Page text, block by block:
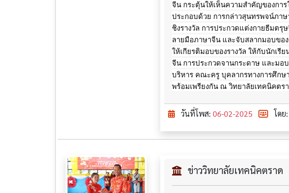
จีน กระตุ้นให้เห็นความสำคัญของกา
ประกอบด้วย การกล่าวสุนทรพจน์ภา
ชิงรางวัล การประกวดแต่งกายธีมต
ลายมือภาษาจีน และจับสลากมอบขอ
ให้เกียรติมอบของรางวัล ให้กับนักเ
จีน การประกวดจานกระดาษ และมอ
บริหาร คณะครู บุคลากรทางการศึกษ
พร้อมเพรียงกัน ณ วิทยาลัยเทคนิคตร
วันที่โพส:06-02-2025 โดย
ข่าววิทยาลัยเทคนิคตราด